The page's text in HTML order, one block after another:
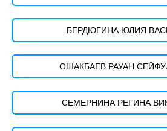
БЕРДЮГИНА ЮЛИЯ
ОШАКБАЕВ РАУАН
СЕМЕРНИНА РЕГИНА